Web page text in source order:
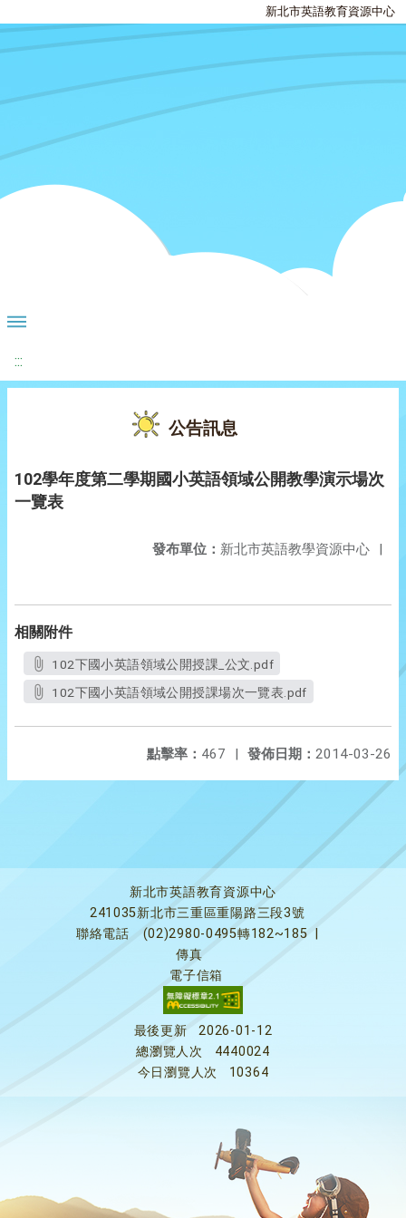
新北市英語教育資源中心
:::
公告訊息
102學年度第二學期國小英語領域公開教學演示場次
一覽表
發布單位： 新北市英語教學資源中心 |
相關附件
102下國小英語領域公開授課_公文.pdf
102下國小英語領域公開授課場次一覽表.pdf
發佈日期： 2014-03-26
點擊率： 467 |
新北市英語教育資源中心
241035新北市三重區重陽路三段3號
聯絡電話
(02)2980-0495轉182~185
傳真
電子信箱
最後更新
2026-01-12
總瀏覽人次
4440024
今日瀏覽人次
10364